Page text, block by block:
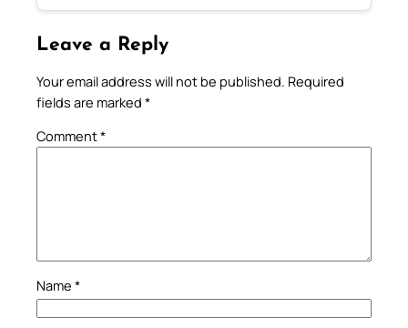
Leave a Reply
Your email address will not be published. Required
fields are marked *
Comment*
Name *